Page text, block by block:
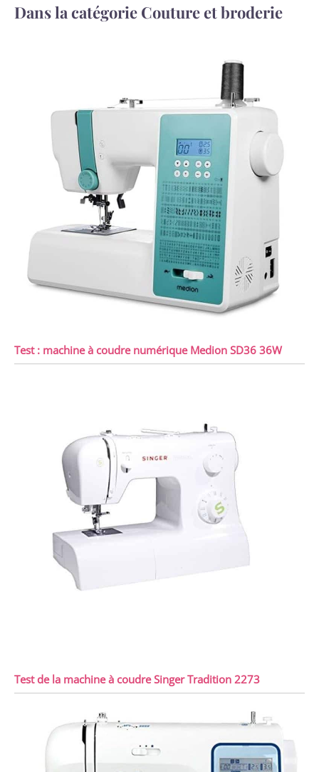
Dans la catégorie Couture et broderie
Test : machine à coudre numérique Medion SD36 36W
Test de la machine à coudre Singer Tradition 2273